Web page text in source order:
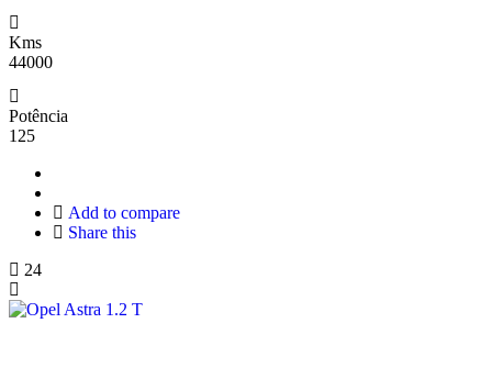
Kms
44000
Potência
125
Add to compare
Share this
24